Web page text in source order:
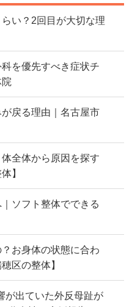
い？2回目が大切な理
を優先すべき症状チ
戻る理由｜名古屋市
全体から原因を探す
】
ソフト整体でできる
お身体の状態に合わ
区の整体】
が出ていた外反母趾が